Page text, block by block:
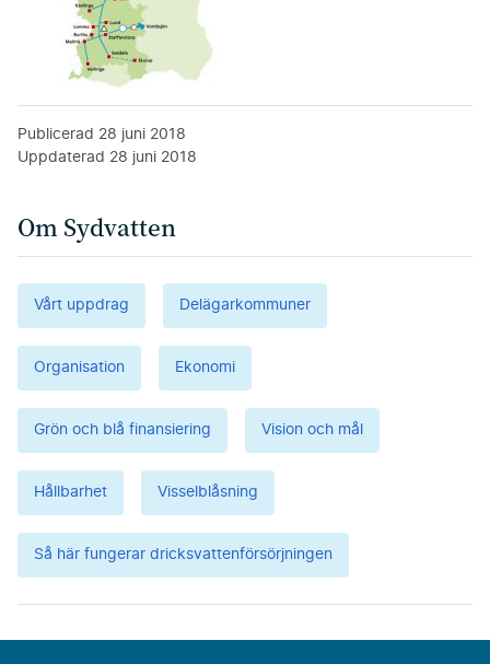
Publicerad 28 juni 2018
Uppdaterad 28 juni 2018
Om Sydvatten
Vårt uppdrag Delägarkommuner
Organisation Ekonomi
Grön och blå finansiering Vision och mål
Hållbarhet Visselblåsning
Så här fungerar dricksvattenförsörjningen